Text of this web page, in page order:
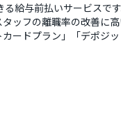
給与前払いサービスで
ッフの離職率の改善に高
ードプラン」「デポジ
」であれば365日24時
与計算システムなどと
後まで、マンツーマンに